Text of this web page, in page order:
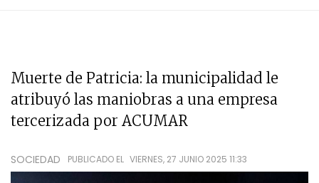
Muerte de Patricia: la municipalidad le
atribuyó las maniobras a una empresa
tercerizada por ACUMAR
SOCIEDAD PUBLICADO EL VIERNES, 27 JUNIO 2025 11:33